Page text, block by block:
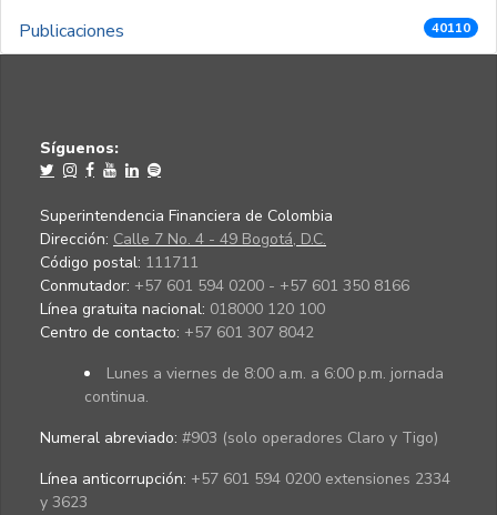
Publicaciones 40110
Síguenos:
Superintendencia Financiera de Colombia
Dirección: Calle 7 No. 4 - 49 Bogotá, D.C.
Código postal: 111711
Conmutador: +57 601 594 0200 - +57 601 350 8166
Línea gratuita nacional: 018000 120 100
Centro de contacto: +57 601 307 8042
Lunes a viernes de 8:00 a.m. a 6:00 p.m. jornada
continua.
Numeral abreviado: #903 (solo operadores Claro y Tigo)
Línea anticorrupción: +57 601 594 0200 extensiones 2334
y 3623